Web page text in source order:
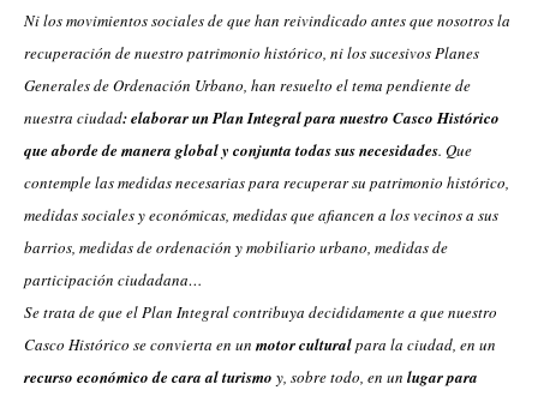
Ni los movimientos sociales de que han reivindicado antes que nosotros la
recuperación de nuestro patrimonio histórico, ni los sucesivos Planes
Generales de Ordenación Urbano, han resuelto el tema pendiente de
nuestra ciudad: elaborar un Plan Integral para nuestro Casco Histórico
que aborde de manera global y conjunta todas sus necesidades. Que
contemple las medidas necesarias para recuperar su patrimonio histórico,
medidas sociales y económicas, medidas que afiancen a los vecinos a sus
barrios, medidas de ordenación y mobiliario urbano, medidas de
participación ciudadana…
Se trata de que el Plan Integral contribuya decididamente a que nuestro
Casco Histórico se convierta en un motor culturalpara la ciudad, en un
recurso económico de cara al turismo y, sobre todo, en un lugarpara